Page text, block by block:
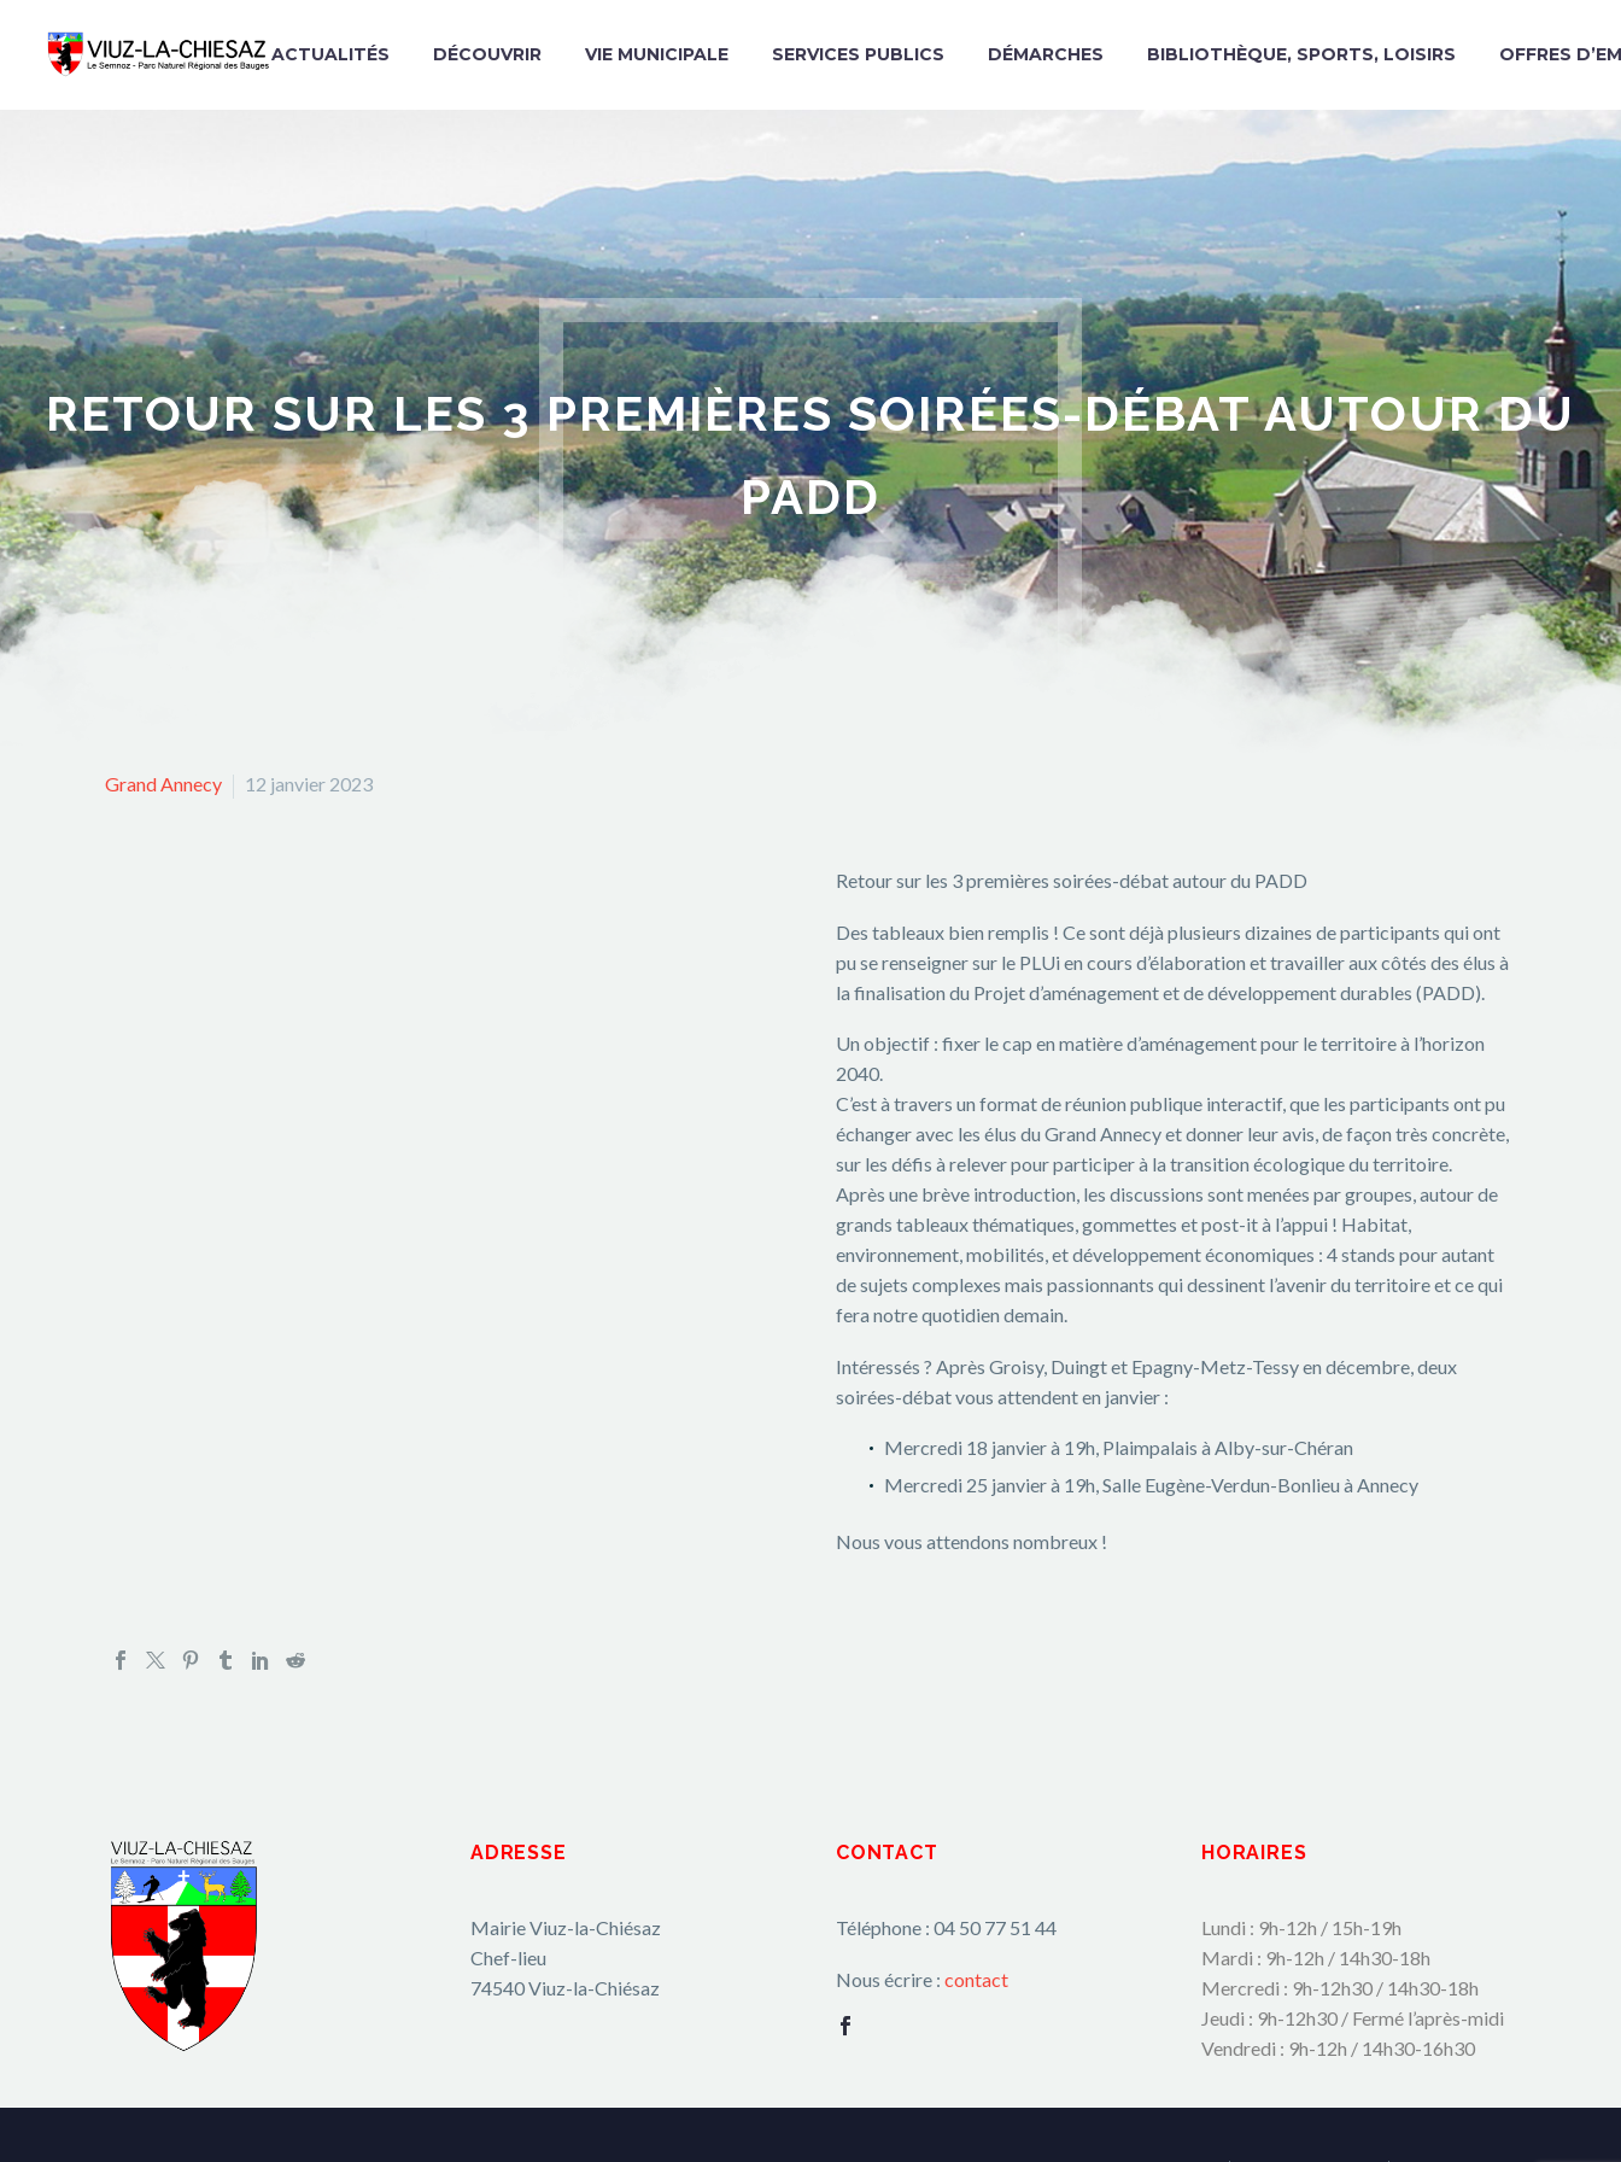
ACTUALITÉS DÉCOUVRIR VIE MUNICIPALE SERVICES PUBLICS DÉMARCHES BIBLIOTHÈQUE, SPORTS, LOISIRS OFFRES
RETOUR SUR LES 3 PREMIÈRES SOIRÉES-DÉBAT AUTOUR DU
PADD
Grand Annecy 12 janvier 2023
Retour sur les 3 premières soirées-débat autour du PADD
Des tableaux bien remplis ! Ce sont déjà plusieurs dizaines de participants qui ont
pu se renseigner sur le PLUi en cours d’élaboration et travailler aux côtés des élus à
la finalisation du Projet d’aménagement et de développement durables (PADD).
Un objectif : fixer le cap en matière d’aménagement pour le territoire à l’horizon
2040.
C’est à travers un format de réunion publique interactif, que les participants ont pu
échanger avec les élus du Grand Annecy et donner leur avis, de façon très concrète,
sur les défis à relever pour participer à la transition écologique du territoire.
Après une brève introduction, les discussions sont menées par groupes, autour de
grands tableaux thématiques, gommettes et post-it à l’appui ! Habitat,
environnement, mobilités, et développement économiques : 4 stands pour autant
de sujets complexes mais passionnants qui dessinent l’avenir du territoire et ce qui
fera notre quotidien demain.
Intéressés ? Après Groisy, Duingt et Epagny-Metz-Tessy en décembre, deux
soirées-débat vous attendent en janvier :
Mercredi 18 janvier à 19h, Plaimpalais à Alby-sur-Chéran
Mercredi 25 janvier à 19h, Salle Eugène-Verdun-Bonlieu à Annecy
Nous vous attendons nombreux !
ADRESSE
Mairie Viuz-la-Chiésaz
Chef-lieu
74540 Viuz-la-Chiésaz
CONTACT
Téléphone : 04 50 77 51 44
Nous écrire : contact
HORAIRES
Lundi : 9h-12h / 15h-19h
Mardi : 9h-12h / 14h30-18h
Mercredi : 9h-12h30 / 14h30-18h
Jeudi : 9h-12h30 / Fermé l’après-midi
Vendredi : 9h-12h / 14h30-16h30